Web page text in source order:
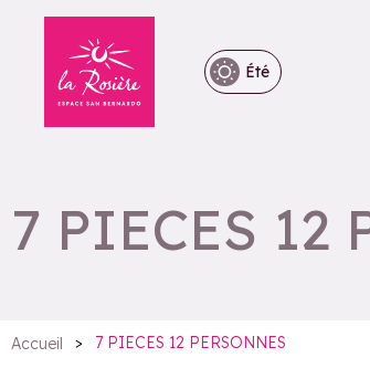
Été
7 PIECES 12
Accueil > 7 PIECES 12 PERSONNES